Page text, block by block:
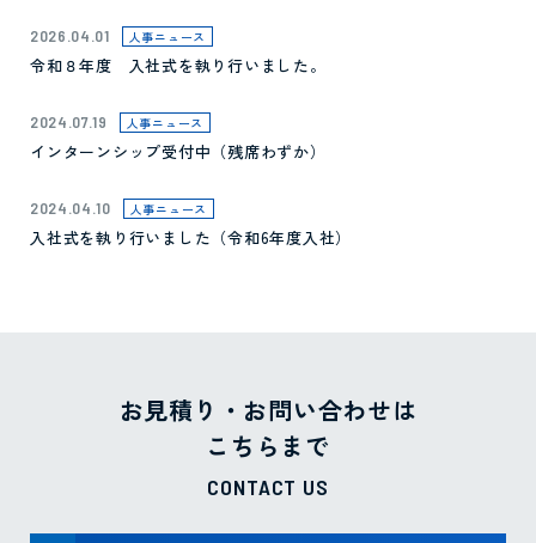
2026.04.01 人事ニュース
令和８年度 入社式を執り行いました。
2024.07.19 人事ニュース
インターンシップ受付中（残席わずか）
2024.04.10 人事ニュース
入社式を執り行いました（令和6年度入社）
お見積り・お問い合わせは
こちらまで
CONTACT US